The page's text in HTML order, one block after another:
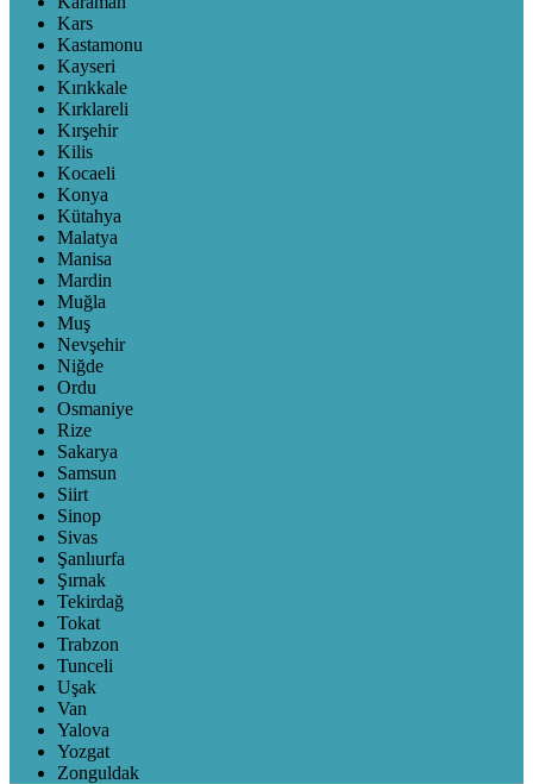
Kars
Kastamonu
Kayseri
Kırıkkale
Kırklareli
Kırşehir
Kilis
Kocaeli
Konya
Kütahya
Malatya
Manisa
Mardin
Muğla
Muş
Nevşehir
Niğde
Ordu
Osmaniye
Rize
Sakarya
Samsun
Siirt
Sinop
Sivas
Şanlıurfa
Şırnak
Tekirdağ
Tokat
Trabzon
Tunceli
Uşak
Van
Yalova
Yozgat
Zonguldak